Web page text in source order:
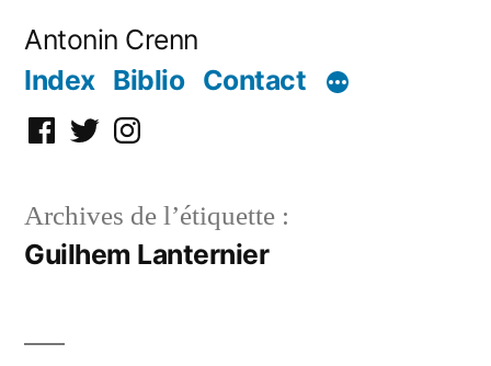
Antonin Crenn
Index Biblio Contact
Facebook
TwitterInstagram
Archives de l’étiquette :
Guilhem Lanternier